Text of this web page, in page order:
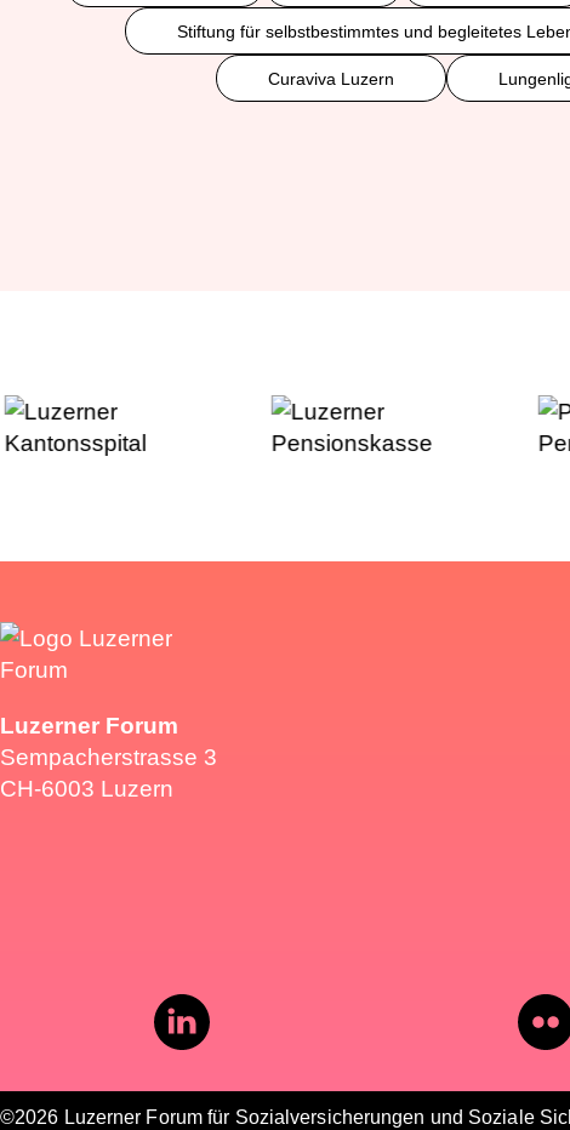
Stiftung für selbstbestimmtes und begleitetes
Curaviva Luzern
Luzerner Forum
Sempacherstrasse 3
CH-6003 Luzern
©2026 Luzerner Forum für Sozialversicherungen und Soziale